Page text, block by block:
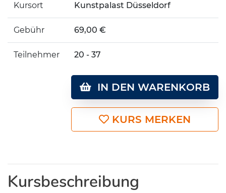
Kursort Kunstpalast Düsseldorf
Gebühr 69,00 €
Teilnehmer 20 - 37
IN DEN WARENKORB
KURS MERKEN
Kursbeschreibung